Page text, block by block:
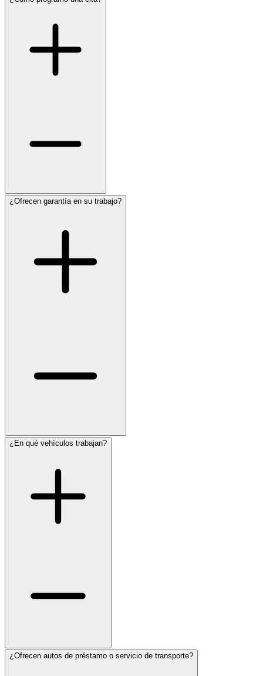
¿Ofrecen garantía en su trabajo?
¿En qué vehículos trabajan?
¿Ofrecen autos de préstamo o servicio de transporte?